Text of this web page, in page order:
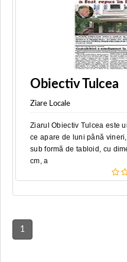
Obiectiv Tulcea
Ziare Locale
Ziarul Obiectiv Tulcea este
ce apare de luni până
sub formă de tabloid, cu
cm, a
1